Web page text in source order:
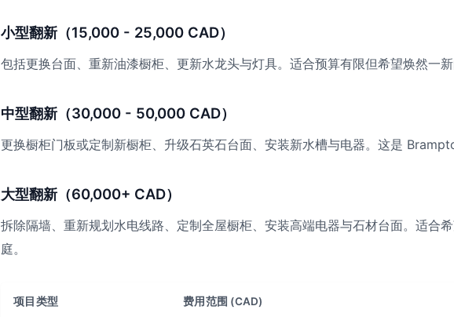
小型翻新（15,000 - 25,000 CAD）
包括更换台面、重新油漆橱柜、更新水龙头与灯具。适合预算有限但希望焕然一新
中型翻新（30,000 - 50,000 CAD）
更换橱柜门板或定制新橱柜、升级石英石台面、安装新水槽与电器。这是
大型翻新（60,000+ CAD）
拆除隔墙、重新规划水电线路、定制全屋橱柜、安装高端电器与石材台面。适合
庭。
项目类型 费用范围 (CAD)